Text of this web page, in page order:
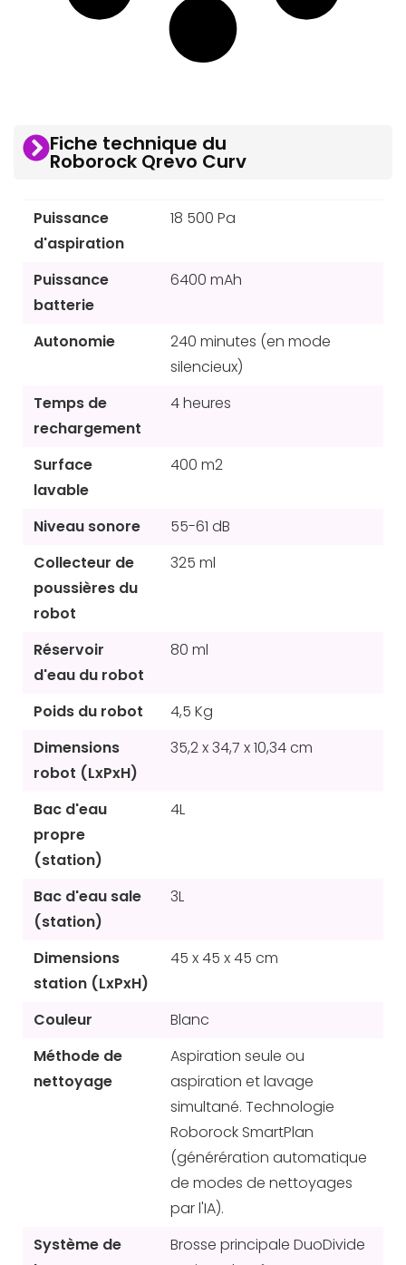
Fiche technique du
Roborock Qrevo Curv
Puissance
d'aspiration
18 500 Pa
Puissance
batterie
6400 mAh
Autonomie
240 minutes (en mode
silencieux)
Temps de
rechargement
4 heures
Surface
lavable
400 m2
Niveau sonore
55-61 dB
Collecteur de
poussières du
robot
325 ml
Réservoir
d'eau du robot
80 ml
Poids du robot
4,5 Kg
Dimensions
robot (LxPxH)
35,2 x 34,7 x 10,34 cm
Bac d'eau
propre
(station)
4L
Bac d'eau sale
(station)
3L
Dimensions
station (LxPxH)
45 x 45 x 45 cm
Couleur
Blanc
Méthode de
nettoyage
Aspiration seule ou
aspiration et lavage
simultané. Technologie
Roborock SmartPlan
(générération automatique
de modes de nettoyages
par l'IA).
Système de
Brosse principale DuoDivide